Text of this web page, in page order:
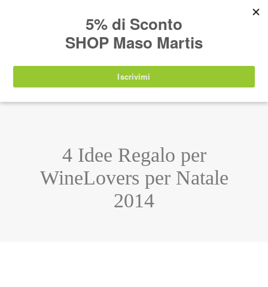
IT EN DE SHOP
4 Idee Regalo per
WineLovers per Natale
2014
nuovamente disponibili a partire da
agosto 2026.